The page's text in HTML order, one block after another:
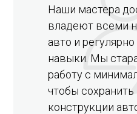
Наши мастера
владеют всеми
авто и
навыки. Мы
работу с
чтобы
конструкции